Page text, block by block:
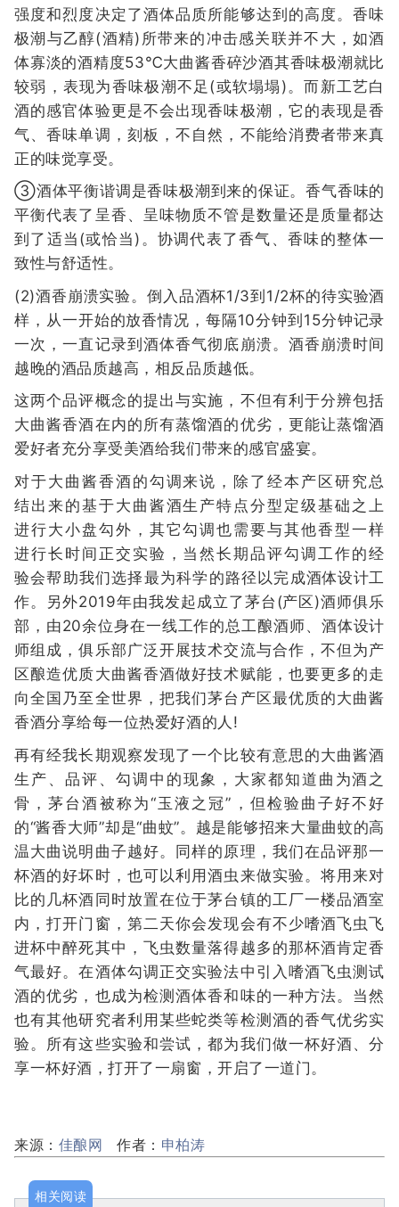
强度和烈度决定了酒体品质所能够达到的高度。香味
极潮与乙醇(酒精)所带来的冲击感关联并不大，如酒
体寡淡的酒精度53℃大曲酱香碎沙酒其香味极潮就比
较弱，表现为香味极潮不足(或软塌塌)。而新工艺白
酒的感官体验更是不会出现香味极潮，它的表现是香
气、香味单调，刻板，不自然，不能给消费者带来真
正的味觉享受。
③酒体平衡谐调是香味极潮到来的保证。香气香味的
平衡代表了呈香、呈味物质不管是数量还是质量都达
到了适当(或恰当)。协调代表了香气、香味的整体一
致性与舒适性。
(2)酒香崩溃实验。倒入品酒杯1/3到1/2杯的待实验酒
样，从一开始的放香情况，每隔10分钟到15分钟记录
一次，一直记录到酒体香气彻底崩溃。酒香崩溃时间
越晚的酒品质越高，相反品质越低。
这两个品评概念的提出与实施，不但有利于分辨包括
大曲酱香酒在内的所有蒸馏酒的优劣，更能让蒸馏酒
爱好者充分享受美酒给我们带来的感官盛宴。
对于大曲酱香酒的勾调来说，除了经本产区研究总
结出来的基于大曲酱酒生产特点分型定级基础之上
进行大小盘勾外，其它勾调也需要与其他香型一样
进行长时间正交实验，当然长期品评勾调工作的经
验会帮助我们选择最为科学的路径以完成酒体设计工
作。另外2019年由我发起成立了茅台(产区)酒师俱乐
部，由20余位身在一线工作的总工酿酒师、酒体设计
师组成，俱乐部广泛开展技术交流与合作，不但为产
区酿造优质大曲酱香酒做好技术赋能，也要更多的走
向全国乃至全世界，把我们茅台产区最优质的大曲酱
香酒分享给每一位热爱好酒的人!
再有经我长期观察发现了一个比较有意思的大曲酱酒
生产、品评、勾调中的现象，大家都知道曲为酒之
骨，茅台酒被称为“玉液之冠”，但检验曲子好不好
的“酱香大师”却是“曲蚊”。越是能够招来大量曲蚊的高
温大曲说明曲子越好。同样的原理，我们在品评那一
杯酒的好坏时，也可以利用酒虫来做实验。将用来对
比的几杯酒同时放置在位于茅台镇的工厂一楼品酒室
内，打开门窗，第二天你会发现会有不少嗜酒飞虫飞
进杯中醉死其中，飞虫数量落得越多的那杯酒肯定香
气最好。在酒体勾调正交实验法中引入嗜酒飞虫测试
酒的优劣，也成为检测酒体香和味的一种方法。当然
也有其他研究者利用某些蛇类等检测酒的香气优劣实
验。所有这些实验和尝试，都为我们做一杯好酒、分
享一杯好酒，打开了一扇窗，开启了一道门。
来源： 佳酿网 作者： 申柏涛
相关阅读